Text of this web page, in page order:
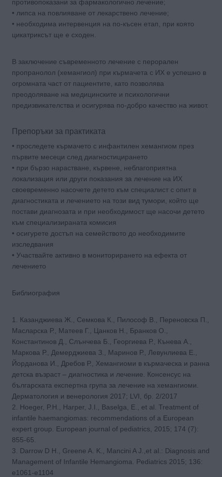
противопоказани за фармакологично лечение;
• липса на повлияване от лекарствено лечение;
• необходима интервенция на по-късен етап, при която
цикатриксът ще е сходен.
В заключение съвременното лечение с перорален
пропранолол (хемангиол) при кърмачета с ИХ е успешно в
огромната част от пациентите, като позволява
преодоляване на медицинските и психологични
предизвикателства и осигурява по-добро качество на живот.
Препоръки за практиката
• проследете кърмачето с инфантилен хемангиом през
първите месеци след диагностицирането
• при бързо нарастване, кървене, неблагоприятна
локализация или други показания за лечение на ИХ
своевременно насочете детето към специалист с опит в
диагностиката и лечението на този вид тумори, който ще
постави диагнозата и при необходимост ще насочи детето
към специализираната комисия
• осигурете достъп на семейството до необходимите
изследвания
• Участвайте активно в мониторирането на ефекта от
лечението
Библиография
1. Казанджиева Ж., Семкова К., Пилософ В., Переновска П.,
Масларска Р., Матеев Г., Цанков Н., Бранков О.,
Константинов Д., Слънчева Б., Георгиева Р., Кънева А.,
Маркова Р., Демерджиева З., Маринов Р., Левунлиева Е.,
Йорданова И., Дребов Р., Хемангиоми в кърмаческа и ранна
детска възраст – диагностика и лечение. Консенсус на
българската експертна група за лечение на хемангиоми.
Дерматология и венерология 2017; LVI, бр. 2/2017
2. Hoeger, P.H., Harper, J.I., Baselga, E., et al. Treatment of
infantile haemangiomas: recommendations of a European
expert group. European journal of pediatrics, 2015; 174 (7):
855-65.
3. Darrow D H., Greene A. K., Mancini A J.,et al.: Diagnosis and
Management of Infantile Hemangioma. Pediatrics 2015; 136:
e1061-e1104